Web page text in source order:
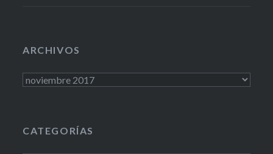
ARCHIVOS
Archivos
CATEGORÍAS